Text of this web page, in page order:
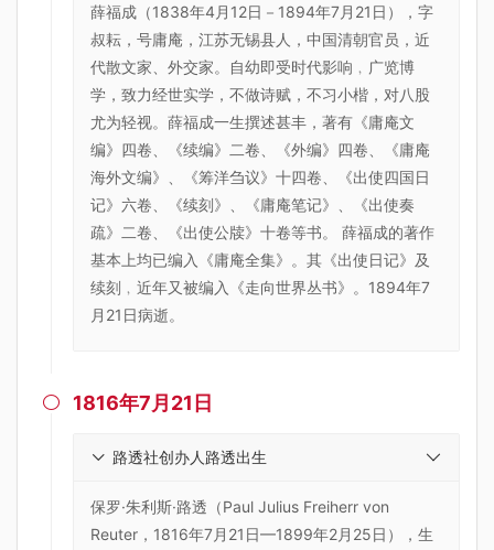
薛福成（1838年4月12日－1894年7月21日），字
叔耘，号庸庵，江苏无锡县人，中国清朝官员，近
代散文家、外交家。自幼即受时代影响﹐广览博
学，致力经世实学，不做诗赋，不习小楷，对八股
尤为轻视。薛福成一生撰述甚丰，著有《庸庵文
编》四卷、《续编》二卷、《外编》四卷、《庸庵
海外文编》、《筹洋刍议》十四卷、《出使四国日
记》六卷、《续刻》、《庸庵笔记》、《出使奏
疏》二卷、《出使公牍》十卷等书。 薛福成的著作
基本上均已编入《庸庵全集》。其《出使日记》及
续刻﹐近年又被编入《走向世界丛书》。1894年7
月21日病逝。
 1816年7月21日
路透社创办人路透出生
保罗·朱利斯·路透（Paul Julius Freiherr von
Reuter，1816年7月21日—1899年2月25日），生